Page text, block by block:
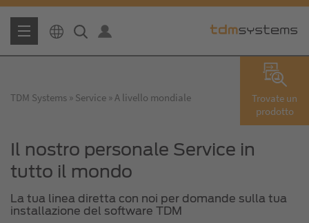
Trovate un
prodotto
TDM Systems Service A livello mondiale
Il nostro personale Service in
tutto il mondo
La tua linea diretta con noi per domande sulla tua
installazione del software TDM